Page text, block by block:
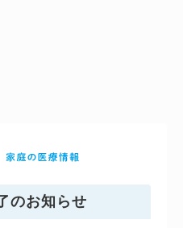
のお知らせ